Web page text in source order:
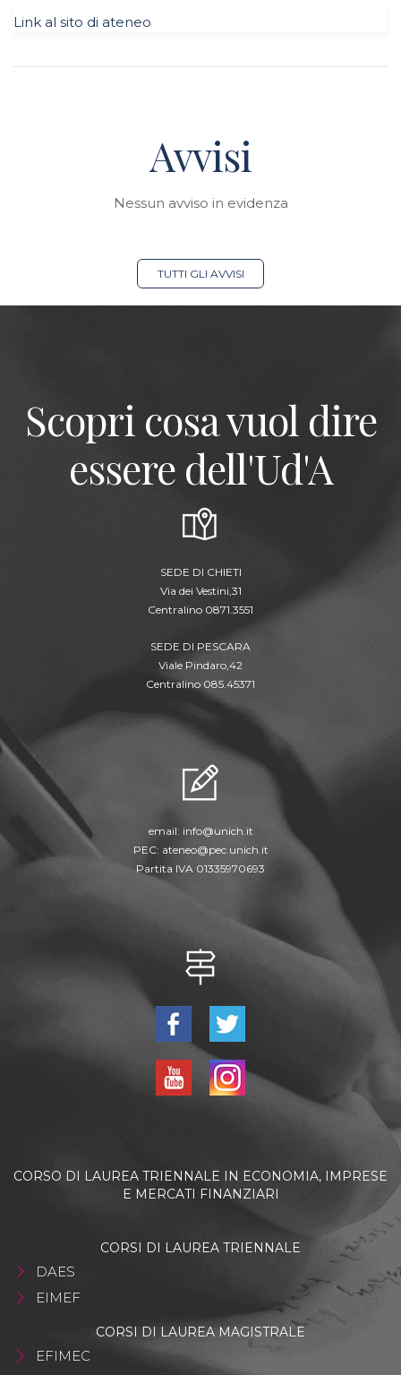
Link al sito di ateneo
Avvisi
Nessun avviso in evidenza
TUTTI GLI AVVISI
Scopri cosa vuol dire
essere dell'Ud'A
SEDE DI CHIETI
Via dei Vestini,31
Centralino 0871.3551
SEDE DI PESCARA
Viale Pindaro,42
Centralino 085.45371
email: info@unich.it
PEC: ateneo@pec.unich.it
Partita IVA 01335970693
CORSO DI LAUREA TRIENNALE IN ECONOMIA, IMPRESE
E MERCATI FINANZIARI
CORSI DI LAUREA TRIENNALE
DAES
EIMEF
CORSI DI LAUREA MAGISTRALE
EFIMEC